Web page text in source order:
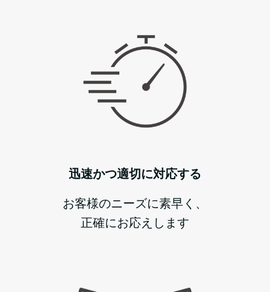
迅速かつ適切に対応する
お客様のニーズに素早く、
正確にお応えします